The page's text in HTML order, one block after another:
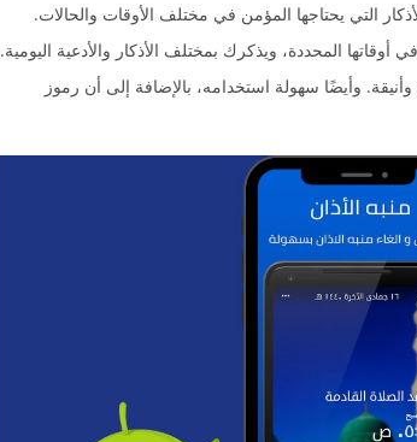
التي يحتاجها المؤمن في مختلف الأوقات والحالات.
المحددة، ويذكرك بمختلف الأذكار والأدعية اليومية.
وأيضًا سهولة استخدامه، بالإضافة إلى أن رموز